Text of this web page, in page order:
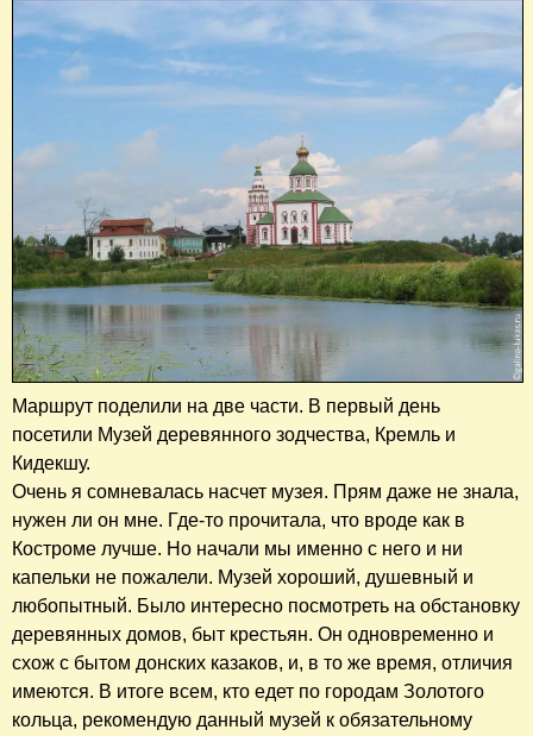
Маршрут поделили на две части. В первый день
посетили Музей деревянного зодчества, Кремль и
Кидекшу.
Очень я сомневалась насчет музея. Прям даже не знала,
нужен ли он мне. Где-то прочитала, что вроде как в
Костроме лучше. Но начали мы именно с него и ни
капельки не пожалели. Музей хороший, душевный и
любопытный. Было интересно посмотреть на обстановку
деревянных домов, быт крестьян. Он одновременно и
схож с бытом донских казаков, и, в то же время, отличия
имеются. В итоге всем, кто едет по городам Золотого
кольца, рекомендую данный музей к обязательному